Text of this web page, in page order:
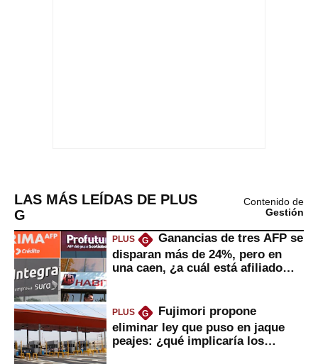
LAS MÁS LEÍDAS DE PLUS
G
Contenido de
Gestión
PLUS G
Ganancias de tres AFP se
disparan más de 24%, pero en
una caen, ¿a cuál está afiliado
PLUS G
Fujimori propone
eliminar ley que puso en jaque
peajes: ¿qué implicaría los